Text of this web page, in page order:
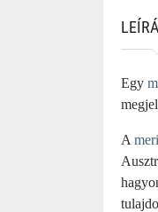
Egy
A